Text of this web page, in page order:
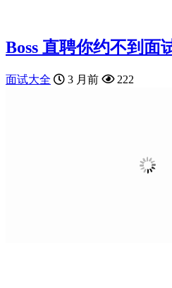
Boss 直聘你约不到面
面试大全 3 月前 222